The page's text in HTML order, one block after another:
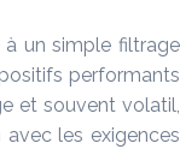
un simple filtrage
performants
et souvent volatil,
les exigences